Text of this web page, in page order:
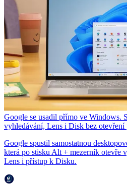
Google se usadil přímo ve Windows.
vyhledávání, Lens i Disk bez otevření
Google spustil samostatnou
která po stisku Alt + mezerník otevře
Lens i přístup k Disku.